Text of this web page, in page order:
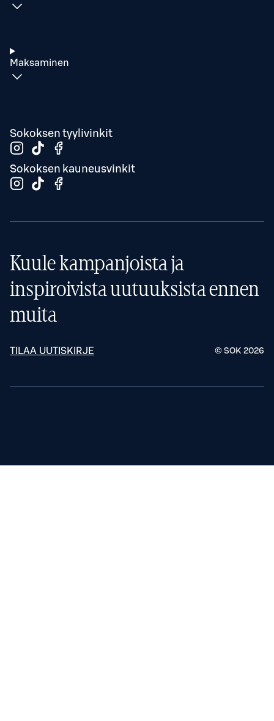
Maksaminen
Sokoksen tyylivinkit
Sokoksen kauneusvinkit
Kuule kampanjoista ja
inspiroivista uutuuksista ennen
muita
TILAA UUTISKIRJE © SOK 2026